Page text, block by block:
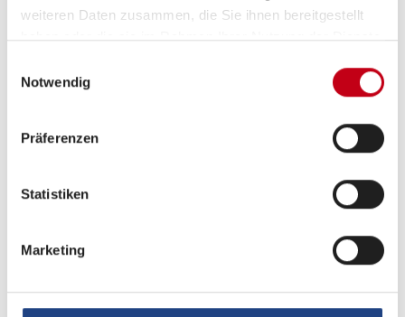
weiteren Daten zusammen, die Sie ihnen bereitgestellt
haben oder die sie im Rahmen Ihrer Nutzung der Dienste
Notwendig
Präferenzen
Statistiken
Marketing
Heizung / Klima
Küche
Cassetten-Toilette